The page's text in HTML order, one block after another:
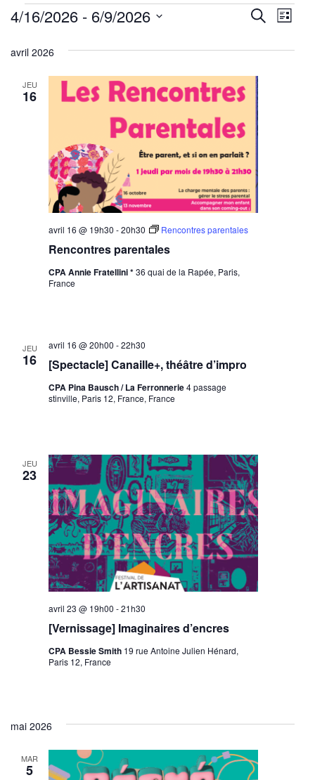
Évènements
et
de
vues
Recherche
Liste
4/16/2026 - 6/9/2026
une
avril 2026
JEU
16
Rencontres parentales
avril 16 @ 19h30 -20h30 Rencontres parentales
CPA Annie Fratellini *36 quai de la Rapée, Paris,
France
JEU
16 [Spectacle] Canaille+, théâtre d’impro
avril 16 @ 20h00 -22h30
CPA Pina Bausch / La Ferronnerie4 passage
stinville, Paris 12, France, France
JEU
23
[Vernissage] Imaginaires d’encres
avril 23 @ 19h00 -21h30
CPA Bessie Smith 19 rue Antoine Julien Hénard,
Paris 12, France
mai 2026
MAR
5